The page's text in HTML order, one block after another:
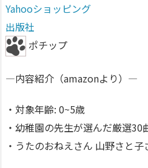
Yahooショッピング
出版社
ポチップ
—内容紹介（amazonより）—
・対象年齢: 0~5歳
・幼稚園の先生が選んだ厳選30
・うたのおねえさん 山野さと